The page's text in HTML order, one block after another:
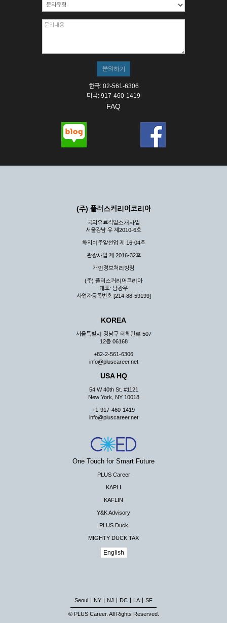
한국: 02-561-6306
미국: 917-460-1419
FAQ
(주) 플러스커리어코리아
국외유료직업소개사업
서울강남 유 제2010-6호
해외이주알선업 제 16-04호
관광사업 제 2016-32호
개인정보처리방침
(주) 플러스커리어코리아
대표: 남광우
사업자등록번호 [214-88-59199]
KOREA
서울특별시 강남구 테헤란로 507
12층 06168
+82-2-561-6306
info@pluscareer.net
USA HQ
54 W 40th St. #1121
New York, NY 10018
+1-917-460-1419
info@pluscareer.net
One Touch for Smart Future
PLUS Career
KAPLI
KAFLIN
Y&K Advisory
PLUS Duck
MIGHTY DUCK TAX
English
Seoul NY NJ DC LA SF
© PLUS Career. All Rights Reserved.